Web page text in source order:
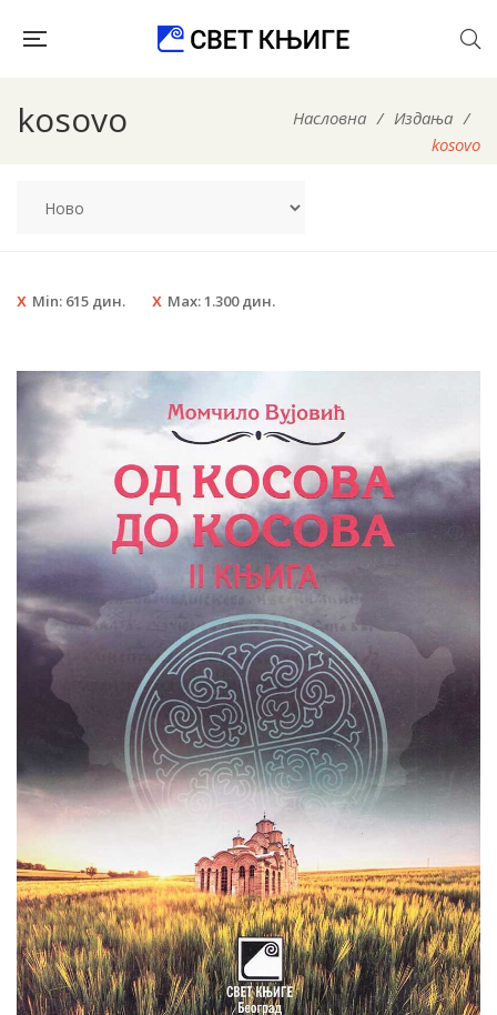
kosovo Насловна / Издања /
kosovo
Min: 615 дин. Max:1.300дин.